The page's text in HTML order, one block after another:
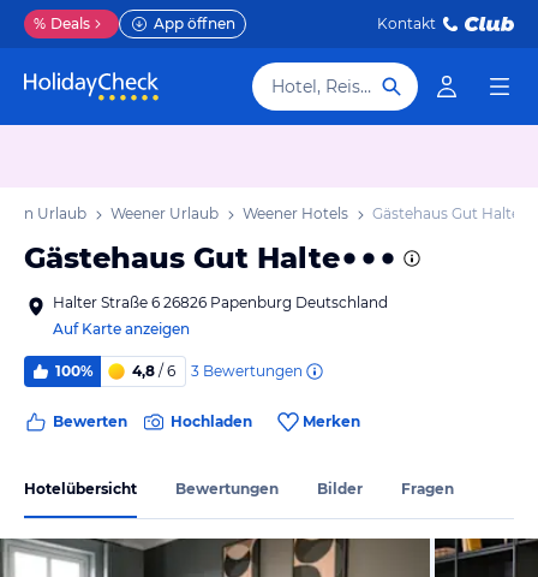
% Deals App öffnen Kontakt
Hotel, Reiseziel
Urlaub Weener Urlaub Weener Hotels Gästehaus Gut Halte
Gästehaus Gut Halte
Halter Straße 6 26826 Papenburg Deutschland
Auf Karte anzeigen
100% 4,8 / 6 3 Bewertungen
Bewerten Hochladen Merken
Hotelübersicht Bewertungen Bilder Fragen